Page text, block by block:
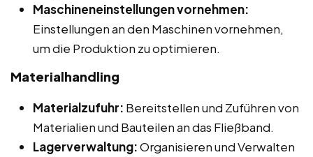
Maschineneinstellungen vornehmen:
Einstellungen an den Maschinen vornehmen,
um die Produktion zu optimieren.
Materialhandling
Materialzufuhr: Bereitstellen und Zuführen von
Materialien und Bauteilen an das Fließband.
Lagerverwaltung:Organisieren und Verwalten